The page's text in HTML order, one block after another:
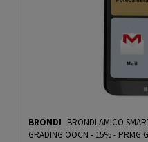
BRONDI BRONDI AMICO
GRADING OOCN - 15%- PRMG